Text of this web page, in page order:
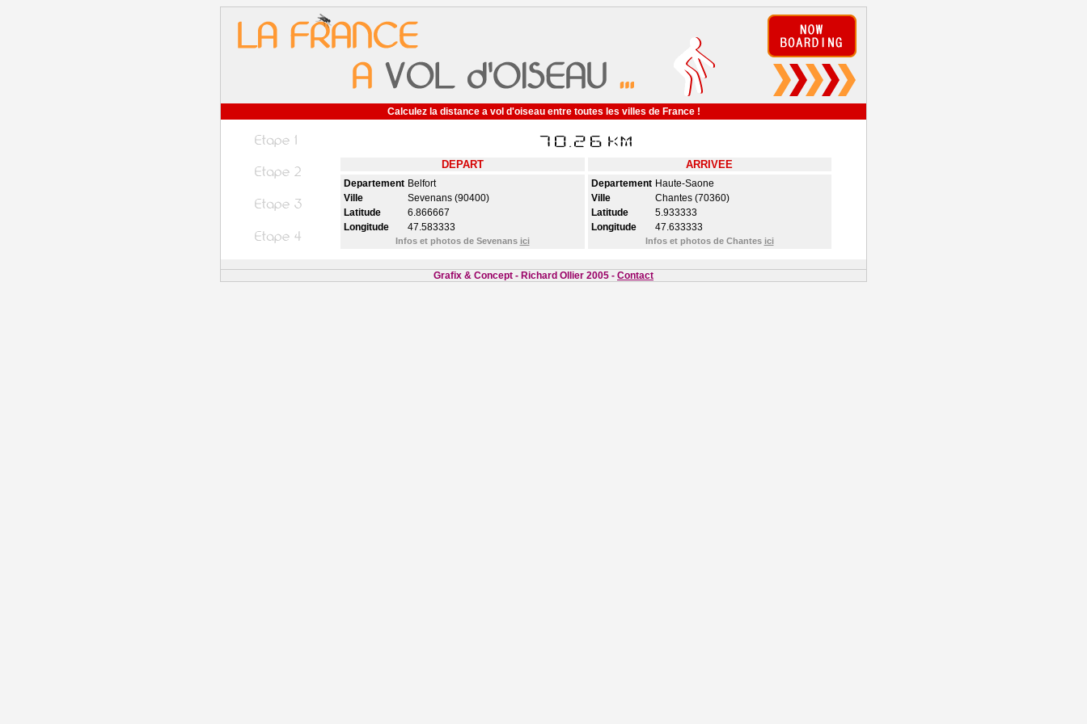
Calculez la distance a vol d'oiseau entre toutes les villes de France !
DEPART ARRIVEE
Departement Belfort
Ville
Sevenans (90400)
Latitude
6.866667
Longitude
47.583333
Infos et photos de Sevenans ici
Departement Haute-Saone
Ville
Chantes (70360)
Latitude
5.933333
Longitude
47.633333
Infos et photos de Chantes ici
Grafix & Concept - Richard Ollier 2005 - Contact